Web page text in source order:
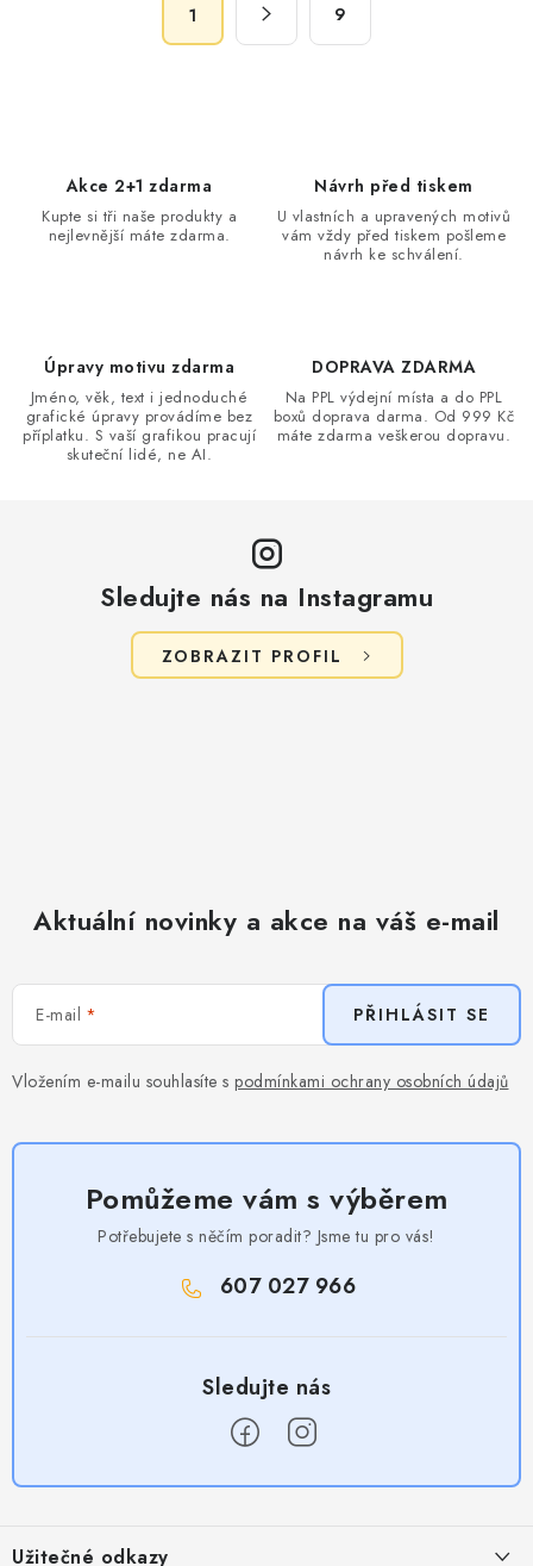
u
1 9
Akce 2+1 zdarma
Kupte si tři naše produkty a
nejlevnější máte zdarma.
Návrh před tiskem
U vlastních a upravených motivů
vám vždy před tiskem pošleme
návrh ke schválení.
Úpravy motivu zdarma
Jméno, věk, text i jednoduché
grafické úpravy provádíme bez
příplatku. S vaší grafikou pracují
skuteční lidé, ne AI.
DOPRAVA ZDARMA
Na PPL výdejní místa a do PPL
boxů doprava darma. Od 999 Kč
máte zdarma veškerou dopravu.
Sledujte nás na Instagramu
ZOBRAZIT PROFIL
Aktuální novinky a akce na váš e-mail
E-mail
Vložením e-mailu souhlasíte s podmínkami ochrany osobních údajů
PŘIHLÁSIT SE
Pomůžeme vám s výběrem
Potřebujete s něčím poradit? Jsme tu pro vás!
607 027 966
Užitečné odkazy